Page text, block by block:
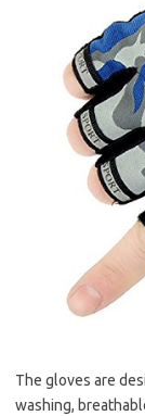
The gloves are
washing,